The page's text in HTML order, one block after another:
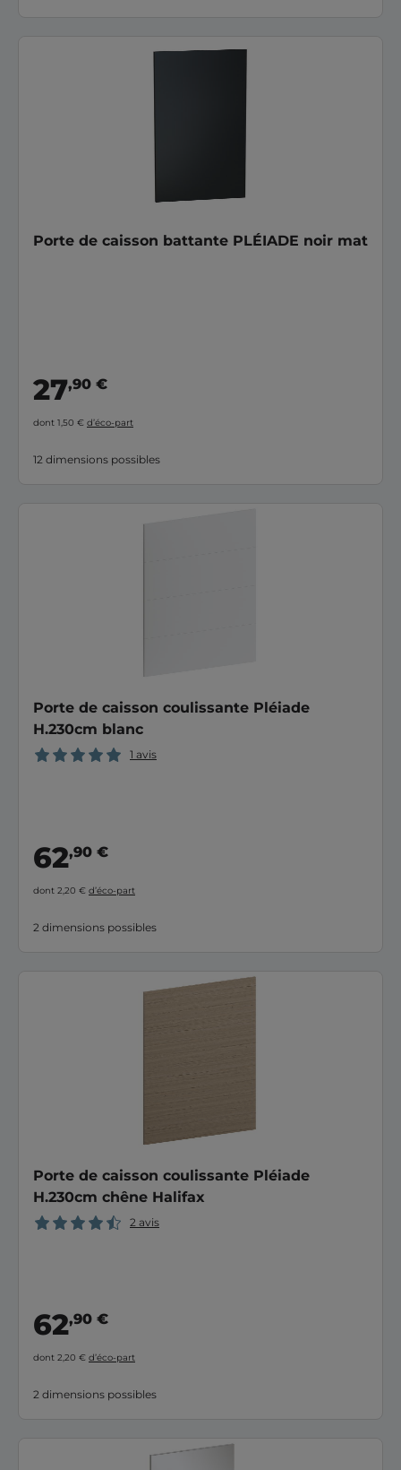
Porte de caisson battante PLÉIADE noir mat
27,90 €
dont 1,50 € d’éco-part
12 dimensions possibles
Porte de caisson coulissante Pléiade
H.230cm blanc
1 avis
62,90 €
dont 2,20 € d’éco-part
2 dimensions possibles
Porte de caisson coulissante Pléiade
H.230cm chêne Halifax
2 avis
62,90 €
dont 2,20 € d’éco-part
2 dimensions possibles